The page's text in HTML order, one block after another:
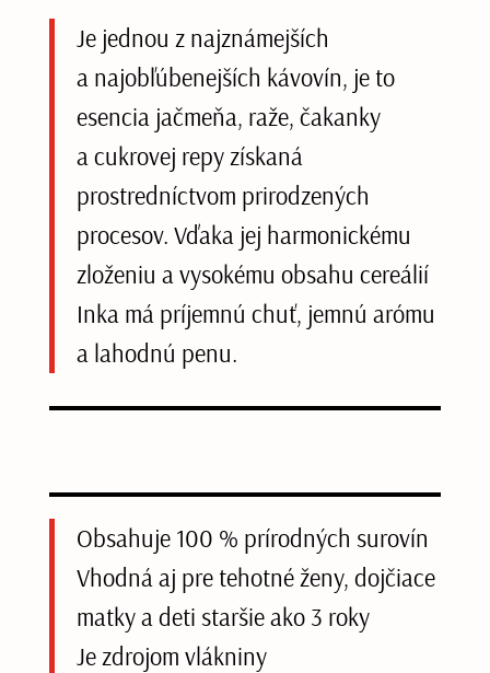
Je jednou z najznámejších
a najobľúbenejších kávovín, je to
esencia jačmeňa, raže, čakanky
a cukrovej repy získaná
prostredníctvom prirodzených
procesov. Vďaka jej harmonickému
zloženiu a vysokému obsahu cereálií
Inka má príjemnú chuť, jemnú arómu
a lahodnú penu.
Obsahuje 100 % prírodných surovín
Vhodná aj pre tehotné ženy, dojčiace
matky a deti staršie ako 3 roky
Je zdrojom vlákniny